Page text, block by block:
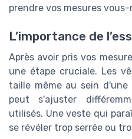
prendre vos mesures vous-
L’importance de
Après avoir pris vos
une étape cruciale. Les
taille même au sein
peut s'ajuster
utilisés. Une veste qui
se révéler trop serrée ou